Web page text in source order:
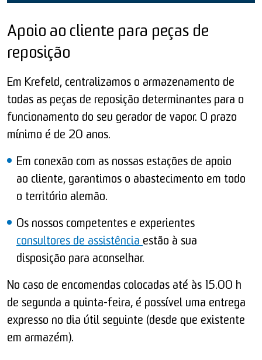
Apoio ao cliente para peças de
reposição
Em Krefeld, centralizamos o armazenamento de
todas as peças de reposição determinantes para o
funcionamento do seu gerador de vapor. O prazo
mínimo é de 20 anos.
Em conexão com as nossas estações de apoio
ao cliente, garantimos o abastecimento em todo
o território alemão.
Os nossos competentes e experientes
consultores de assistência estão à sua
disposição para aconselhar.
No caso de encomendas colocadas até às 15.00 h
de segunda a quinta-feira, é possível uma entrega
expresso no dia útil seguinte (desde que existente
em armazém).